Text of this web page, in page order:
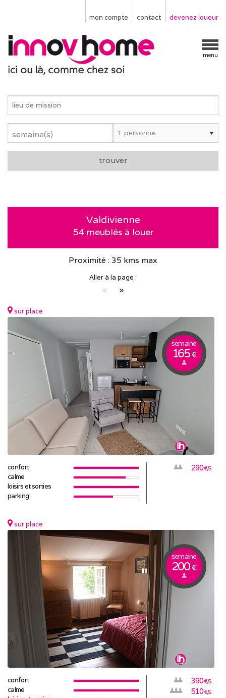
devenez loueur
contact
mon compte
menu
semaine(s)
trouver
Valdivienne
54 meublés à louer
Proximité : 35 kms max
Aller à la page :
« »
sur place
semaine
165€
confort
calme
loisirs et sorties
parking
290€/S
sur place
semaine
200€
confort
calme
390€/S
510€/S